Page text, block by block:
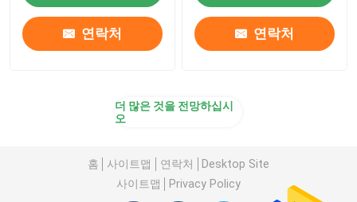
연락처 연락처
더 많은 것을 전망하십시
오
홈 사이트맵 연락처
Desktop Site
사이트맵
Privacy Policy